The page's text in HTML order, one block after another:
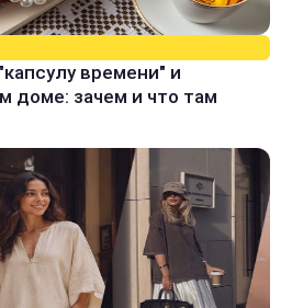
времени" и
доме: зачем и что там